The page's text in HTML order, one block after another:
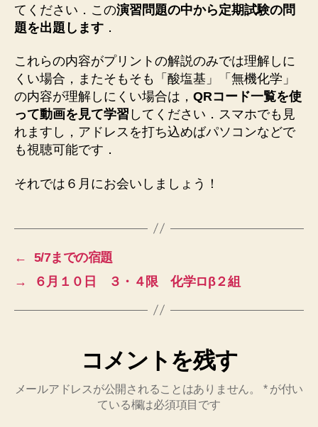
てください．この演習問題の中から定期試験の問
題を出題します ．
これらの内容がプリントの解説のみでは理解しに
くい場合，またそもそも「酸塩基」「無機化学」
の内容が理解しにくい場合は， QRコード一覧を使
って動画を見て学習 してください．スマホでも見
れますし，アドレスを打ち込めばパソコンなどで
も視聴可能です．
それでは６月にお会いしましょう！
←
5/7までの宿題
→
６月１０日 ３・４限 化学ロβ２組
コメントを残す
メールアドレスが公開されることはありません。 *が付い
ている欄は必須項目です